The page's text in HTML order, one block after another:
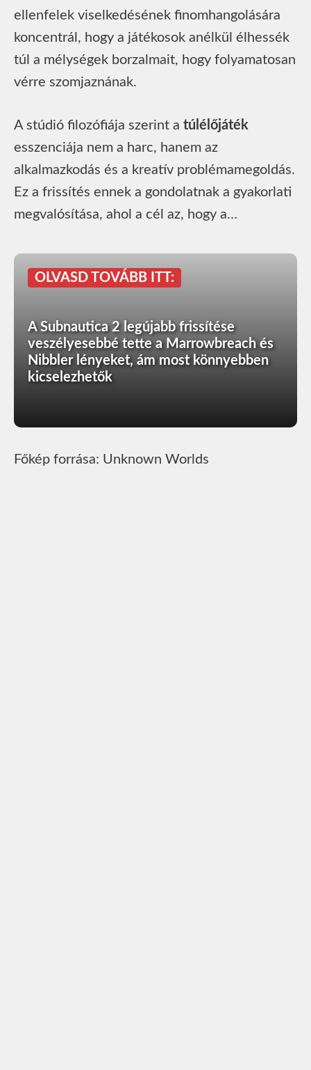
ellenfelek viselkedésének finomhangolására
koncentrál, hogy a játékosok anélkül élhessék
túl a mélységek borzalmait, hogy folyamatosan
vérre szomjaznának.
A stúdió filozófiája szerint a túlélőjáték
esszenciája nem a harc, hanem az
alkalmazkodás és a kreatív problémamegoldás.
Ez a frissítés ennek a gondolatnak a gyakorlati
megvalósítása, ahol a cél az, hogy a…
OLVASD TOVÁBB ITT:
A Subnautica 2 legújabb frissítése
veszélyesebbé tette a Marrowbreach és
Nibbler lényeket, ám most könnyebben
kicselezhetők
Főkép forrása: Unknown Worlds